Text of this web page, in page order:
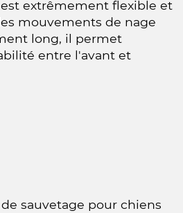
extrêmement flexible et
mouvements de nage
long, il permet
entre l'avant et
sauvetage pour chiens